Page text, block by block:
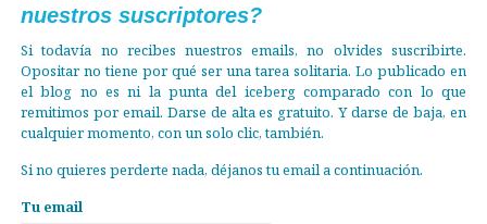
nuestros suscriptores?
Si todavía no recibes nuestros emails, no olvides suscribirte.
Opositar no tiene por qué ser una tarea solitaria. Lo publicado en
el blog no es ni la punta del iceberg comparado con lo que
remitimos por email. Darse de alta es gratuito. Y darse de baja, en
cualquier momento, con un solo clic, también.
Si no quieres perderte nada, déjanos tu email a continuación.
Tu email